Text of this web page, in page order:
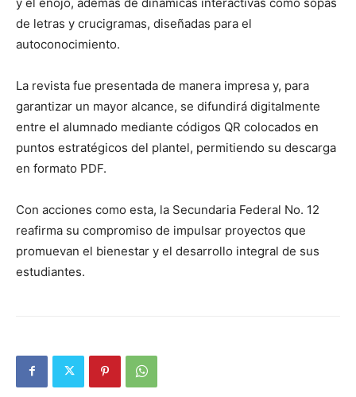
de letras y crucigramas, diseñadas para el
autoconocimiento.
La revista fue presentada de manera impresa y, para
garantizar un mayor alcance, se difundirá digitalmente
entre el alumnado mediante códigos QR colocados en
puntos estratégicos del plantel, permitiendo su descarga
en formato PDF.
Con acciones como esta, la Secundaria Federal No. 12
reafirma su compromiso de impulsar proyectos que
promuevan el bienestar y el desarrollo integral de sus
estudiantes.